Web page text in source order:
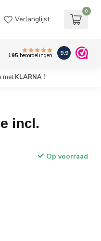
Verlanglijst
0
195 beoordelingen 9.9
met KLARNA !
incl.
Op voorraad